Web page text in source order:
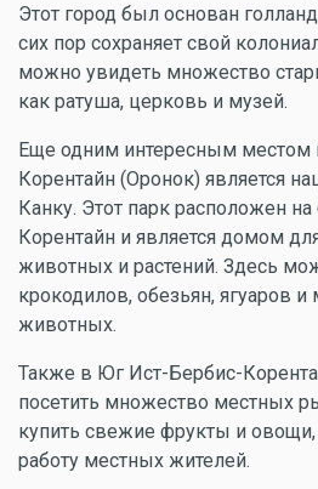
Этот город был основан
сих пор сохраняет свой
можно увидеть множество
как ратуша, церковь и музей.
Еще одним интересным местом
Корентайн (Оронок) является
Канку. Этот парк расположен на
Корентайн и является домом
животных и растений. Здесь
крокодилов, обезьян, ягуаров и
животных.
Также в Юг Ист-Бербис-
посетить множество местных
купить свежие фрукты и
работу местных жителей.